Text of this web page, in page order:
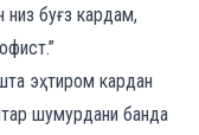
буғз кардам,
эҳтиром кардан
шумурдани банда